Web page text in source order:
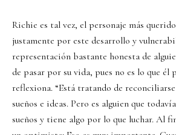
Richie es tal vez, el personaje más
justamente por este desarrollo y
representación bastante honesta de
de pasar por su vida, pues no es lo que él
reflexiona. “Está tratando de reconciliarse
sueños e ideas. Pero es alguien que
sueños y tiene algo por lo que luchar. Al